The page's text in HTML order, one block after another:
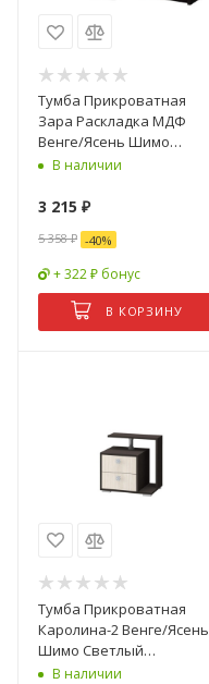
Тумба Прикроватная
Зара Раскладка МДФ
Венге/Ясень Шимо
Светлый ЗТ-01
В наличии
3 215 ₽
5 358₽ -40%
+ 322 ₽ бонус
В КОРЗИНУ
Тумба Прикроватная
Каролина-2 Венге/Ясень
Шимо Светлый
(0,55х0,535х0,385)
В наличии